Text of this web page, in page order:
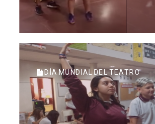
DÍA MUNDIAL DEL TEATRO